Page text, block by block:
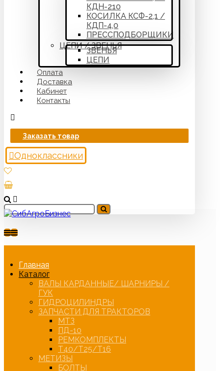
КДН-210
КОСИЛКА КСФ-2,1 /
КДП-4,0
ПРЕССПОДБОРЩИКИ
ЦЕПИ / ЗВЕНЬЯ
ЗВЕНЬЯ
ЦЕПИ
Оплата
Доставка
Кабинет
Контакты
Заказать товар
Одноклассники
Главная
Каталог
ВАЛЫ КАРДАННЫЕ/ ШАРНИРЫ /
ГУК
ГИДРОЦИЛИНДРЫ
ЗАПЧАСТИ ДЛЯ ТРАКТОРОВ
МТЗ
ПД-10
РЕМКОМПЛЕКТЫ
Т40/Т25/Т16
МЕТИЗЫ
БОЛТЫ